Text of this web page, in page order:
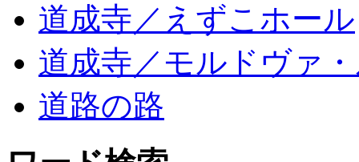
道成寺／えずこホール
道成寺／モルドヴァ
道路の路